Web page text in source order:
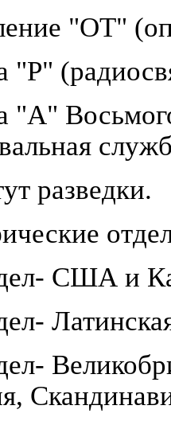
"ОТ"
"Р"
"А"
разведки.
США и